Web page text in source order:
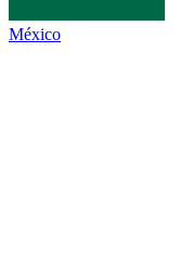
México